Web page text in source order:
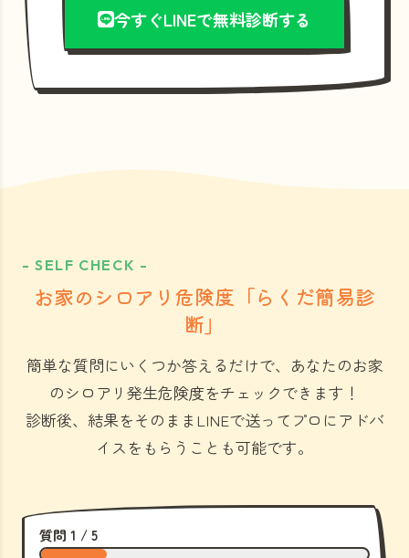
今すぐLINEで無料診断する
- SELF CHECK -
お家のシロアリ危険度「らくだ簡易診
断」
簡単な質問にいくつか答えるだけで、あなたのお家
のシロアリ発生危険度をチェックできます！
診断後、結果をそのままLINEで送ってプロにアドバ
イスをもらうことも可能です。
質問 1 / 5